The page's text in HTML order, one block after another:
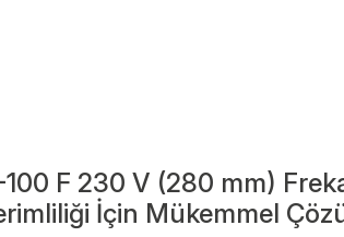
F 230 V (280 mm)
İçin Mükemmel